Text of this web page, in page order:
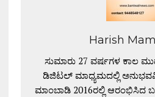
Harish
ಸುಮಾರು 27 ವರ್ಷಗಳ ಕಾಲ
ಡಿಜಿಟಲ್ ಮಾಧ್ಯಮದಲ್ಲಿ
ಮಾಂಬಾಡಿ 2016ರಲ್ಲಿ ಆರಂಭಿಸಿದ